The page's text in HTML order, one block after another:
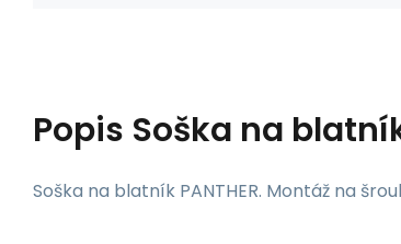
Popis Soška na
Soška na blatník PANTHER. Montáž na